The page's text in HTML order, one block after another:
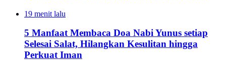
19 menit lalu
5 Manfaat Membaca Doa Nabi Yunus setiap
Selesai Salat, Hilangkan Kesulitan hingga
Perkuat Iman